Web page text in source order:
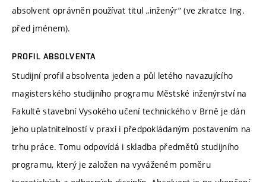
absolvent oprávněn používat titul „inženýr“ (ve zkratce Ing.
před jménem).
PROFIL ABSOLVENTA
Studijní profil absolventa jeden a půl letého navazujícího
magisterského studijního programu Městské inženýrství na
Fakultě stavební Vysokého učení technického v Brně je dán
jeho uplatnitelností v praxi i předpokládaným postavením na
trhu práce. Tomu odpovídá i skladba předmětů studijního
programu, který je založen na vyváženém poměru